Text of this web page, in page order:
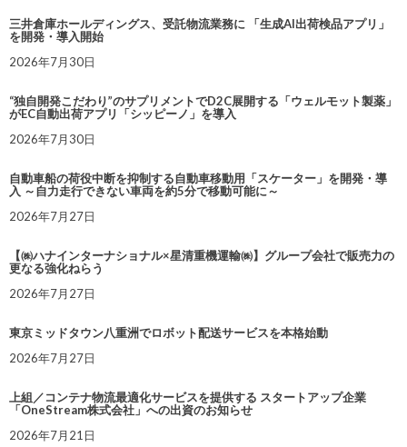
三井倉庫ホールディングス、受託物流業務に 「生成AI出荷検品アプリ」
を開発・導入開始
2026年7月30日
“独自開発こだわり”のサプリメントでD2C展開する「ウェルモット製薬」
がEC自動出荷アプリ「シッピーノ」を導入
2026年7月30日
自動車船の荷役中断を抑制する自動車移動用「スケーター」を開発・導
入 ～自力走行できない車両を約5分で移動可能に～
2026年7月27日
【㈱ハナインターナショナル×星清重機運輸㈱】グループ会社で販売力の
更なる強化ねらう
2026年7月27日
東京ミッドタウン八重洲でロボット配送サービスを本格始動
2026年7月27日
上組／コンテナ物流最適化サービスを提供する スタートアップ企業
「OneStream株式会社」への出資のお知らせ
2026年7月21日